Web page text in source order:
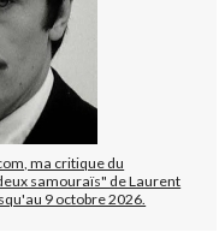
ma critique du
samouraïs" de Laurent
9 octobre 2026.